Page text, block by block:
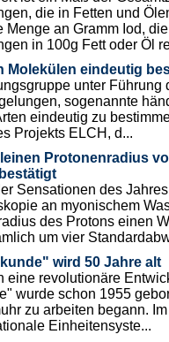
die in Fetten und
Menge an Gramm Iod,
in 100g Fett oder Öl
Molekülen eindeutig
unter Führung
sogenannte
eindeutig zu
Projekts ELCH, d...
Protonenradius
Sensationen des
an myonischem
des Protons einen
um vier
wird 50 Jahre alt
eine revolutionäre
wurde schon 1955
zu arbeiten begann.
Einheitensyste...